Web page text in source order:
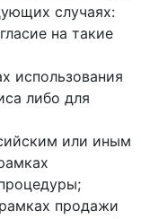
случаях:
на такие
использования
либо для
или иным
продажи